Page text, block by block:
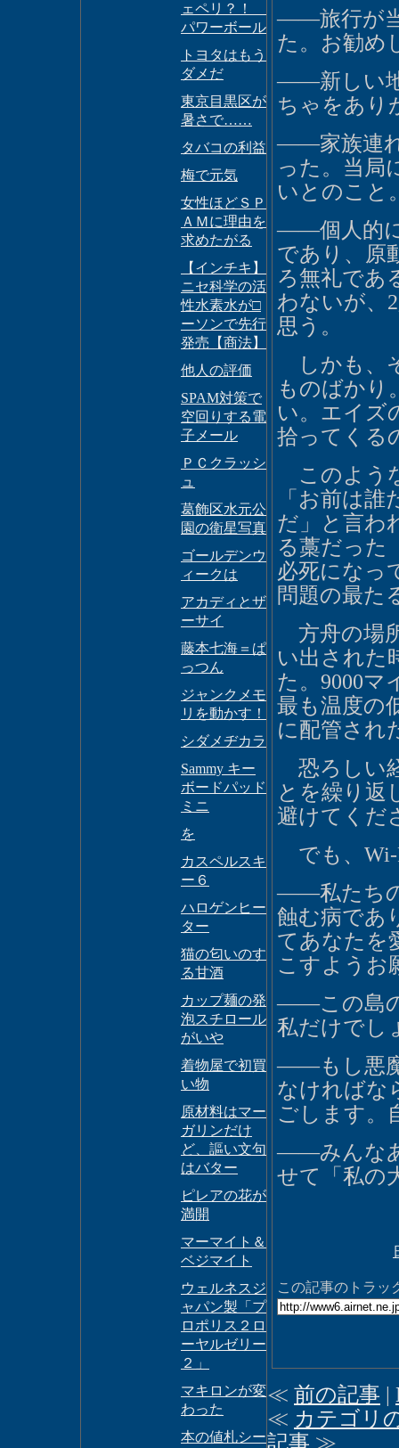
ェペリ？！
パワーボール
トヨタはもう
ダメだ
東京目黒区が
暑さで……
タバコの利益
梅で元気
女性ほどＳＰ
ＡＭに理由を
求めたがる
【インチキ】
ニセ科学の活
性水素水が□
ーソンで先行
発売【商法】
他人の評価
SPAM対策で
空回りする電
子メール
ＰＣクラッシ
ュ
葛飾区水元公
園の衛星写真
ゴールデンウ
ィークは
アカディとザ
ーサイ
藤本七海＝ぱ
っつん
ジャンクメモ
リを動かす！
シダメヂカラ
Sammy キー
ボードパッド
ミニ
を
カスペルスキ
ー６
ハロゲンヒー
ター
猫の匂いのす
る甘酒
カップ麺の発
泡スチロール
がいや
着物屋で初買
い物
原材料はマー
ガリンだけ
ど、謳い文句
はバター
ピレアの花が
満開
マーマイト＆
ベジマイト
ウェルネスジ
ャパン製「プ
ロポリス２ロ
ーヤルゼリー
２」
マキロンが変
わった
本の値札シー
――旅行が
た。お勧め
――新しい
ちゃをあり
――家族連
った。当局
いとのこと
――個人的に
であり、原
ろ無礼であ
わないが、
思う。
しかも、
ものばかり
い。エイズ
拾ってくる
このよう
「お前は
だ」と言わ
る藁だった
必死になっ
問題の最た
方舟の場
い出された
た。9000マ
最も温度の
に配管され
恐ろしい
とを繰り
避けてくだ
でも、Wi-
――私たち
蝕む病であ
てあなたを
こすようお
――この島
私だけでし
――もし悪
なければな
ごします。
――みんな
せて「私の
この記事のトラッ
≪ 前の記事 |
≪ カテゴリ
記事 ≫